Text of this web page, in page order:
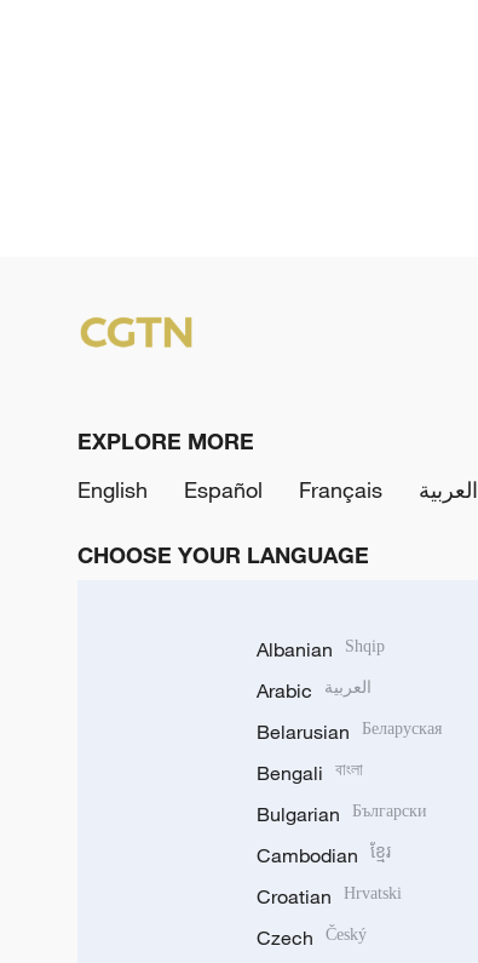
EXPLORE MORE
English
Español Français العربية
CHOOSE YOUR LANGUAGE
Albanian Shqip
Arabic العربية
Belarusian Беларуская
Bengali বাংলা
Bulgarian Български
Cambodian ខ្មែរ
Croatian Hrvatski
Czech Český